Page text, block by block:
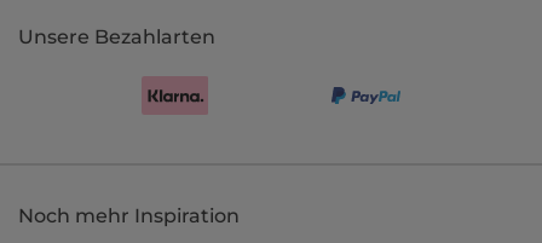
Unsere Bezahlarten
Noch mehr Inspiration